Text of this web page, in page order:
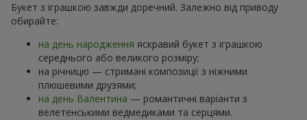
Букет з іграшкою завжди доречний. Залежно від приводу
обирайте:
на день народження яскравий букет з іграшкою
середнього або великого розміру;
на річницю — стримані композиції з ніжними
плюшевими друзями;
на день Валентина — романтичні варіанти з
велетенськими ведмедиками та серцями.